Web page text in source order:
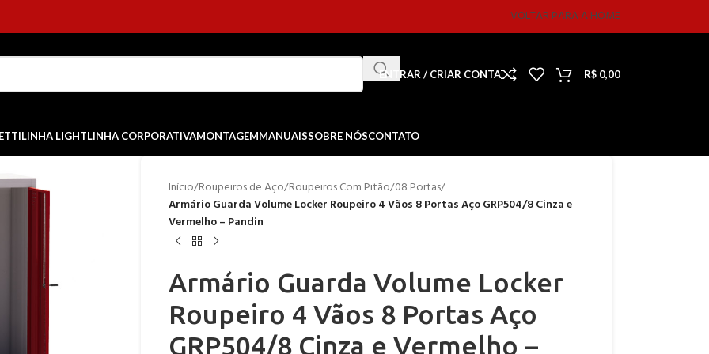
VOLTAR PARA A HOME
ENTRAR / CRIAR CONTA R$ 0,00
LINHA LIGHTLINHA CORPORATIVAMONTAGEMMANUAISSOBRE NÓSCONTATO
Início/Roupeiros de Aço/Roupeiros Com Pitão/08 Portas/
Armário Guarda Volume Locker Roupeiro 4 Vãos 8 Portas Aço GRP504/8 Cinza e
Vermelho – Pandin
Armário Guarda Volume Locker
Roupeiro 4 Vãos 8 Portas Aço
GRP504/8 Cinza e Vermelho –